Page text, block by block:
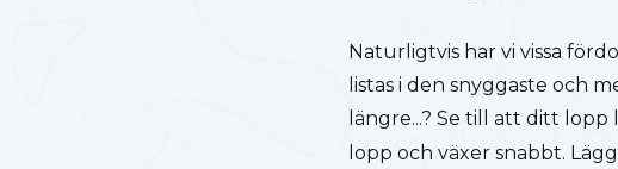
Naturligtvis har vi vissa
listas i den snyggaste och
längre...? Se till att ditt
lopp och växer snabbt.